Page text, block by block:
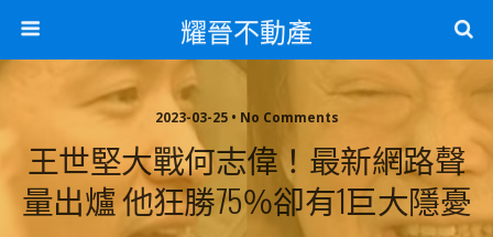
耀晉不動產
2023-03-25 • No Comments
王世堅大戰何志偉！最新網路聲
量出爐 他狂勝75％卻有1巨大隱憂